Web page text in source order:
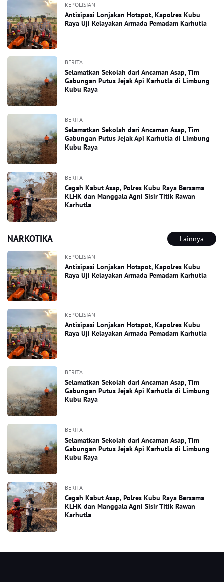
KEPOLISIAN
Antisipasi Lonjakan Hotspot, Kapolres Kubu
Raya Uji Kelayakan Armada Pemadam Karhutla
BERITA
Selamatkan Sekolah dari Ancaman Asap, Tim
Gabungan Putus Jejak Api Karhutla di Limbung
Kubu Raya
BERITA
Selamatkan Sekolah dari Ancaman Asap, Tim
Gabungan Putus Jejak Api Karhutla di Limbung
Kubu Raya
BERITA
Cegah Kabut Asap, Polres Kubu Raya Bersama
KLHK dan Manggala Agni Sisir Titik Rawan
Karhutla
NARKOTIKA Lainnya
KEPOLISIAN
Antisipasi Lonjakan Hotspot, Kapolres Kubu
Raya Uji Kelayakan Armada Pemadam Karhutla
KEPOLISIAN
Antisipasi Lonjakan Hotspot, Kapolres Kubu
Raya Uji Kelayakan Armada Pemadam Karhutla
BERITA
Selamatkan Sekolah dari Ancaman Asap, Tim
Gabungan Putus Jejak Api Karhutla di Limbung
Kubu Raya
BERITA
Selamatkan Sekolah dari Ancaman Asap, Tim
Gabungan Putus Jejak Api Karhutla di Limbung
Kubu Raya
BERITA
Cegah Kabut Asap, Polres Kubu Raya Bersama
KLHK dan Manggala Agni Sisir Titik Rawan
Karhutla